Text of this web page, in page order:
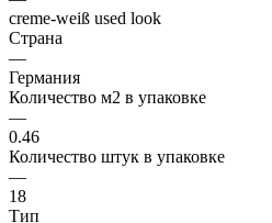
creme-weiß used look
Страна
—
Германия
Количество м2 в упаковке
—
0.46
Количество штук в упаковке
—
18
Тип